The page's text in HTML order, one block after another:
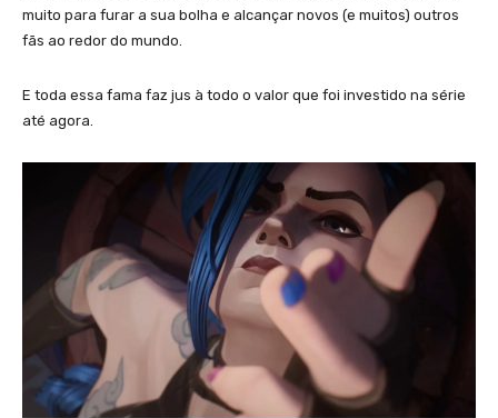
muito para furar a sua bolha e alcançar novos (e muitos) outros
fãs ao redor do mundo.
E toda essa fama faz jus à todo o valor que foi investido na série
até agora.